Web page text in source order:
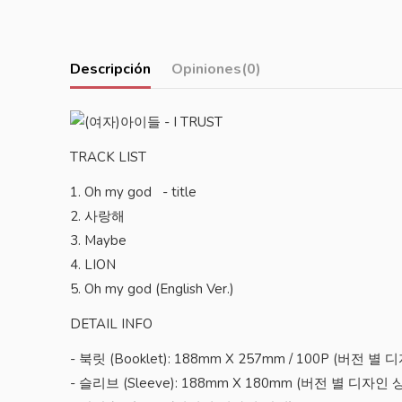
Descripción Opiniones(0)
TRACK LIST
1. Oh my god - title
2. 사랑해
3. Maybe
4. LION
5. Oh my god (English Ver.)
DETAIL INFO
- 북릿 (Booklet): 188mm X 257mm / 100P (버전 별 디
- 슬리브 (Sleeve): 188mm X 180mm (버전 별 디자인